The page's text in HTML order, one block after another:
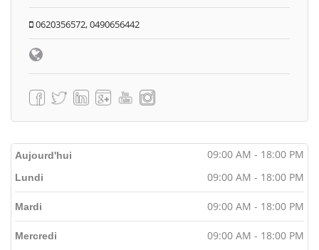
0620356572, 0490656442
Aujourd'hui 09:00 AM - 18:00 PM
Lundi 09:00 AM - 18:00 PM
Mardi 09:00 AM - 18:00 PM
Mercredi 09:00 AM - 18:00 PM